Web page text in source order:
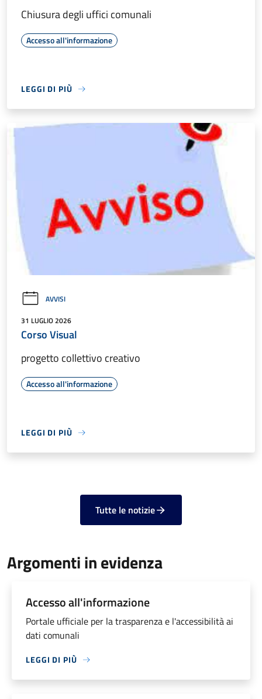
Chiusura degli uffici comunali
Accesso all'informazione
LEGGI DI PIÙ
AVVISI
31 LUGLIO 2026
Corso Visual
progetto collettivo creativo
Accesso all'informazione
LEGGI DI PIÙ
Tutte le notizie
Argomenti in evidenza
Accesso all'informazione
Portale ufficiale per la trasparenza e l'accessibilità ai
dati comunali
LEGGI DI PIÙ